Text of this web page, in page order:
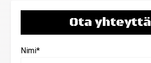
Ota yhteyttä
Nimi*